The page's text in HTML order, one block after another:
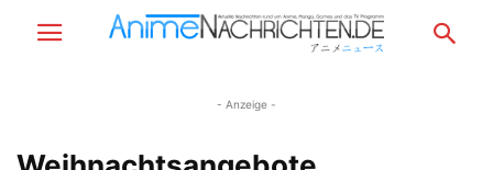
- Anzeige -